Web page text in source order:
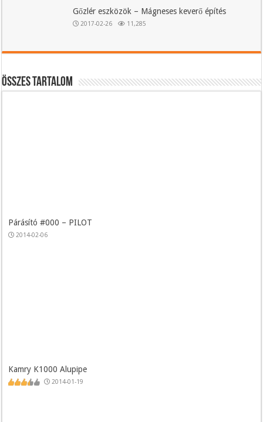
Gőzlér eszközök – Mágneses keverő építés
2017-02-26 11,285
Összes tartalom
Párásító #000 – PILOT
2014-02-06
Kamry K1000 Alupipe
2014-01-19